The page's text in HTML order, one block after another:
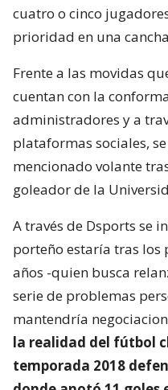
cuatro o cinco
prioridad en una
Frente a las movidas
cuentan con la
administradores y a
plataformas sociales,
mencionado volante
goleador de la
A través de Dsports se
porteño estaría tras los
años -quien busca
serie de problemas
mantendría
la realidad del fútbol
temporada 2018